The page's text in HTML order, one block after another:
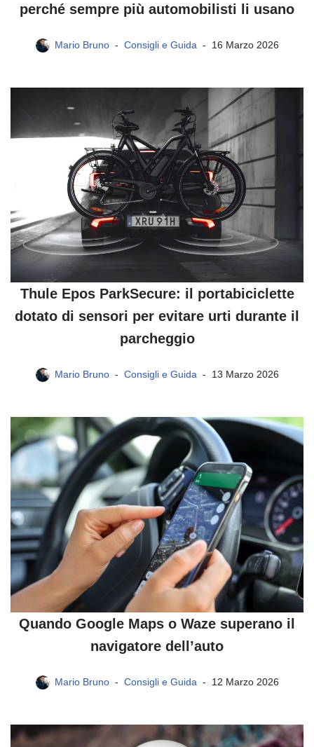
perché sempre più automobilisti li usano
Mario Bruno Consigli e Guida 16 Marzo 2026
Thule Epos ParkSecure: il portabiciclette
dotato di sensori per evitare urti durante il
parcheggio
Mario Bruno Consigli e Guida 13 Marzo 2026
Quando Google Maps o Waze superano il
navigatore dell’auto
Mario Bruno Consigli e Guida 12 Marzo 2026